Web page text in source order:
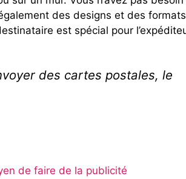
des designs et des formats
est spécial pour
des cartes postales, le
de faire de la publicité